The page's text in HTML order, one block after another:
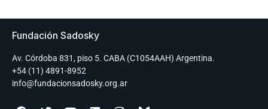
Fundación Sadosky
Av. Córdoba 831, piso 5. CABA (C1054AAH) Argentina.
+54 (11) 4891-8952
info@fundacionsadosky.org.ar